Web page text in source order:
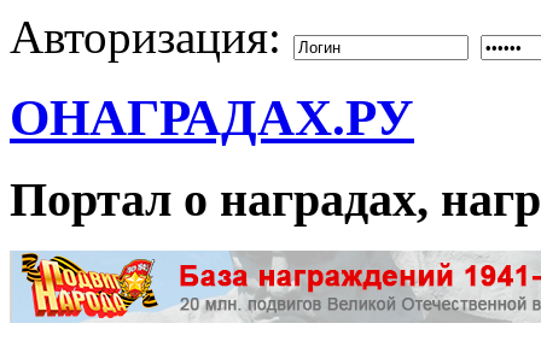
Авторизация:
ОНАГРАДАХ.РУ
Портал о наградах,